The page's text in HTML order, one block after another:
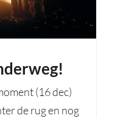
(16 dec)
de rug en nog